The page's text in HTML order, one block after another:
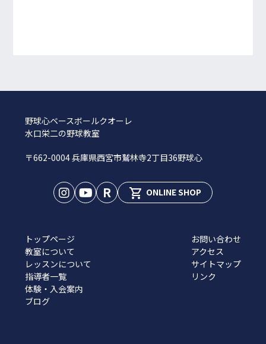
野球心ベースボールクオーレ
水口栄二の野球教室
〒662-0004 兵庫県西宮市鷲林寺2丁目36野球心
R shopping_cart ONLINE SHOP
トップページ
教室について
レッスンについて
指導者一覧
体験・入会案内
ブログ
お問い合わせ
アクセス
サイトマップ
リンク